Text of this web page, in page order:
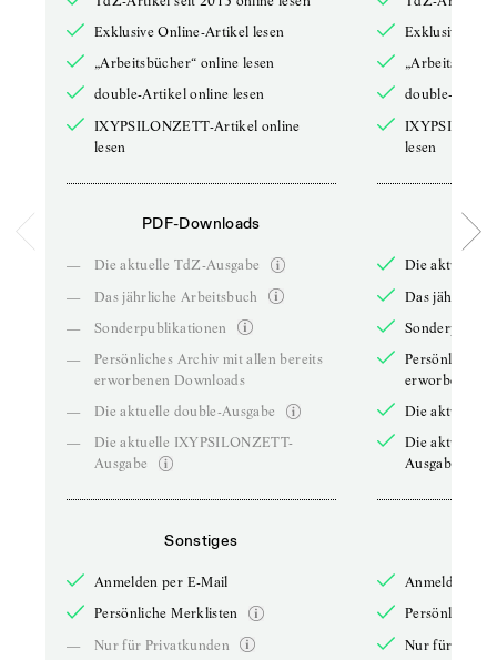
Exklusive Online-Artikel lesen
„Arbeitsbücher“ online lesen
double-Artikel online lesen
IXYPSILONZETT-Artikel online
lesen
PDF-Downloads
—
Die aktuelle TdZ-Ausgabe
—
Das jährliche Arbeitsbuch
—
Sonderpublikationen
—
Persönliches Archiv mit allen bereits
erworbenen Downloads
—
Die aktuelle double-Ausgabe
—
Die aktuelle IXYPSILONZETT-
Ausgabe
Sonstiges
Anmelden per E-Mail
Persönliche Merklisten
—
Nur für Privatkunden
Exklusive
double-
lesen
Die aktuelle
Das jährliche
Persönliches
erworbenen
Die aktuelle
Die aktuelle
Ausgabe
Anmelden
Persönliche
Nur für